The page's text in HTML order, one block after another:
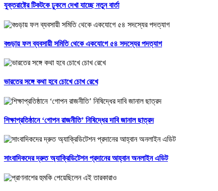
যুক্তরাষ্ট্রে টিকটকে ঢুকলে দেখা যাচ্ছে নতুন বার্তা
বগুড়ায় ফল ব্যবসায়ী সমিতি থেকে একযোগে ৫৪ সদস্যের পদত্যাগ
ভারতের সঙ্গে কথা হবে চোখে চোখ রেখে
শিক্ষাপ্রতিষ্ঠানে ‘গোপন রাজনীতি’ নিষিদ্ধের দাবি জানাল ছাত্রদ
সাংবাদিকদের দ্রুত অ্যাক্রিডিটেশন প্রদানের আহ্বান অনলাইন এডিট